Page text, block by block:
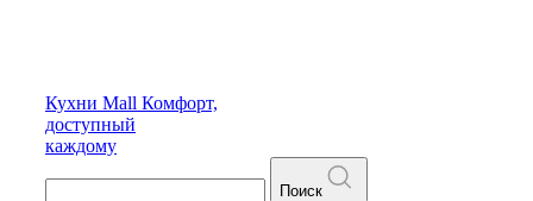
Кухни Mall Комфорт,
доступный
каждому
Поиск